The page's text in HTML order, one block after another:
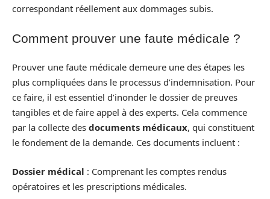
correspondant réellement aux dommages subis.
Comment prouver une faute médicale ?
Prouver une faute médicale demeure une des étapes les
plus compliquées dans le processus d’indemnisation. Pour
ce faire, il est essentiel d’inonder le dossier de preuves
tangibles et de faire appel à des experts. Cela commence
par la collecte des documents médicaux, qui constituent
le fondement de la demande. Ces documents incluent :
Dossier médical : Comprenant les comptes rendus
opératoires et les prescriptions médicales.